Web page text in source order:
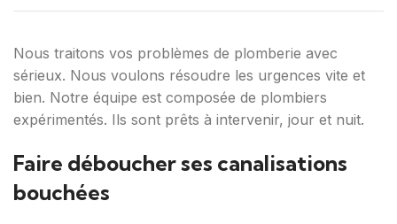
Nous traitons vos problèmes de plomberie avec
sérieux. Nous voulons résoudre les urgences vite et
bien. Notre équipe est composée de plombiers
expérimentés. Ils sont prêts à intervenir, jour et nuit.
Faire déboucher ses canalisations
bouchées